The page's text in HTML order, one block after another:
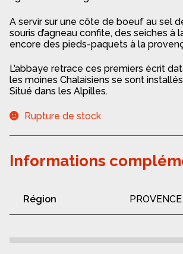
A servir sur une côte de boeuf au sel
souris d’agneau confite, des seiches à
encore des pieds-paquets à la
L’abbaye retrace ces premiers écrit
les moines Chalaisiens se sont
Situé dans les Alpilles.
Rupture de stock
Informations
Région PROVENCE